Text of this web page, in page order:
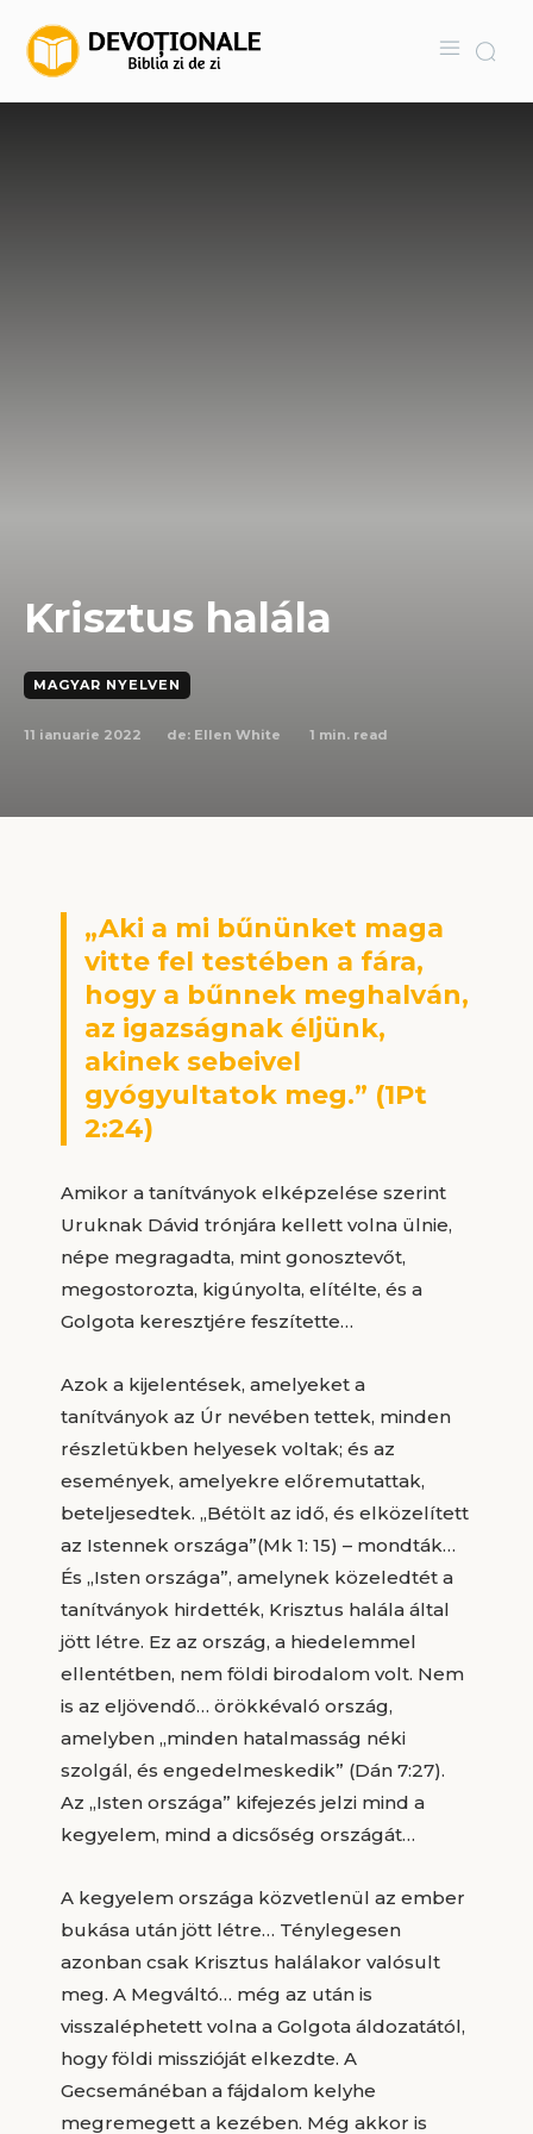
Krisztus halála
MAGYAR NYELVEN
11 ianuarie 2022 de: Ellen White 1 min. read
„Aki a mi bűnünket maga
vitte fel testében a fára,
hogy a bűnnek meghalván,
az igazságnak éljünk,
akinek sebeivel
gyógyultatok meg.” (1Pt
2:24)
Amikor a tanítványok elképzelése szerint
Uruknak Dávid trónjára kellett volna ülnie,
népe megragadta, mint gonosztevőt,
megostorozta, kigúnyolta, elítélte, és a
Golgota keresztjére feszítette…
Azok a kijelentések, amelyeket a
tanítványok az Úr nevében tettek, minden
részletükben helyesek voltak; és az
események, amelyekre előremutattak,
beteljesedtek. „Bétölt az idő, és elközelített
az Istennek országa”(Mk 1: 15) – mondták…
És „Isten országa”, amelynek közeledtét a
tanítványok hirdették, Krisztus halála által
jött létre. Ez az ország, a hiedelemmel
ellentétben, nem földi birodalom volt. Nem
is az eljövendő… örökkévaló ország,
amelyben „minden hatalmasság néki
szolgál, és engedelmeskedik” (Dán 7:27).
Az „Isten országa” kifejezés jelzi mind a
kegyelem, mind a dicsőség országát…
A kegyelem országa közvetlenül az ember
bukása után jött létre… Ténylegesen
azonban csak Krisztus halálakor valósult
meg. A Megváltó… még az után is
visszaléphetett volna a Golgota áldozatától,
hogy földi misszióját elkezdte. A
Gecsemánéban a fájdalom kelyhe
megremegett a kezében. Még akkor is